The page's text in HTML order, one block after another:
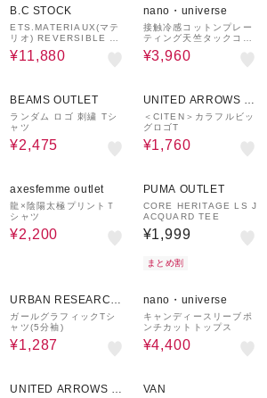
B.C STOCK
ETS.MATERIAUX(マテ
リオ) REVERSIBLE FA
DE Tシャツ
¥11,880
nano・universe
接触冷感コットンプレー
ティング天竺タックコク
ーントップス
¥3,960
BEAMS OUTLET
ランダム ロゴ 刺繍 Tシ
ャツ
¥2,475
UNITED ARROWS O
UTLET
＜CITEN＞カラフルビッ
グロゴT
¥1,760
axesfemme outlet
龍×陰陽太極プリントＴ
シャツ
¥2,200
PUMA OUTLET
CORE HERITAGE LS J
ACQUARD TEE
¥1,999
まとめ割
URBAN RESEARCH
ware house
ガールグラフィックTシ
ャツ(5分袖)
¥1,287
nano・universe
キャンディースリーブポ
ンチカットトップス
¥4,400
UNITED ARROWS O
VAN